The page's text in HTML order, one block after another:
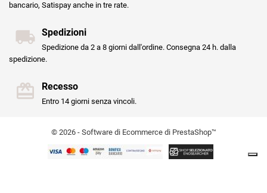
bancario, Satispay anche in tre rate.
Spedizioni
Spedizione da 2 a 8 giorni dall'ordine. Consegna 24 h. dalla
spedizione.
Recesso
Entro 14 giorni senza vincoli.
© 2026 - Software di Ecommerce di PrestaShop™